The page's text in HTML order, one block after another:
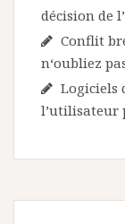
décision de
Conflit
n‘oubliez
Logiciels
l’utilisateur